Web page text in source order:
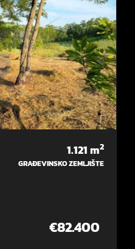
1.121m2
GRAĐEVINSKO ZEMLJIŠTE
€82.400